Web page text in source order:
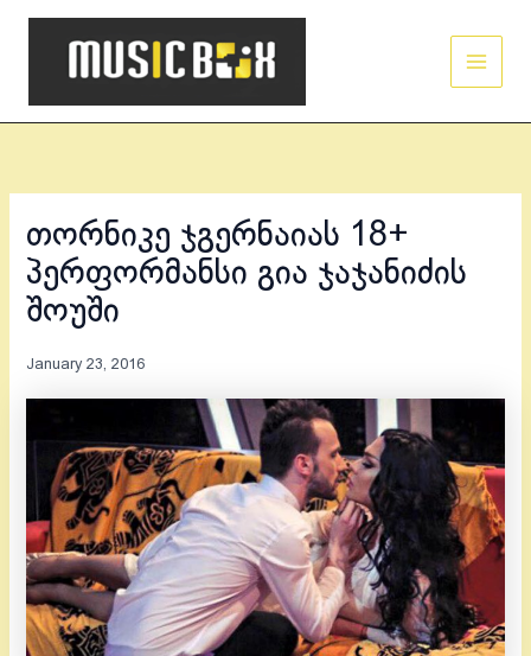
Skip
თორნიკე ჯგერნაიას 18+
პერფორმანსი გია ჯაჯანიძის
შოუში
January 23, 2016